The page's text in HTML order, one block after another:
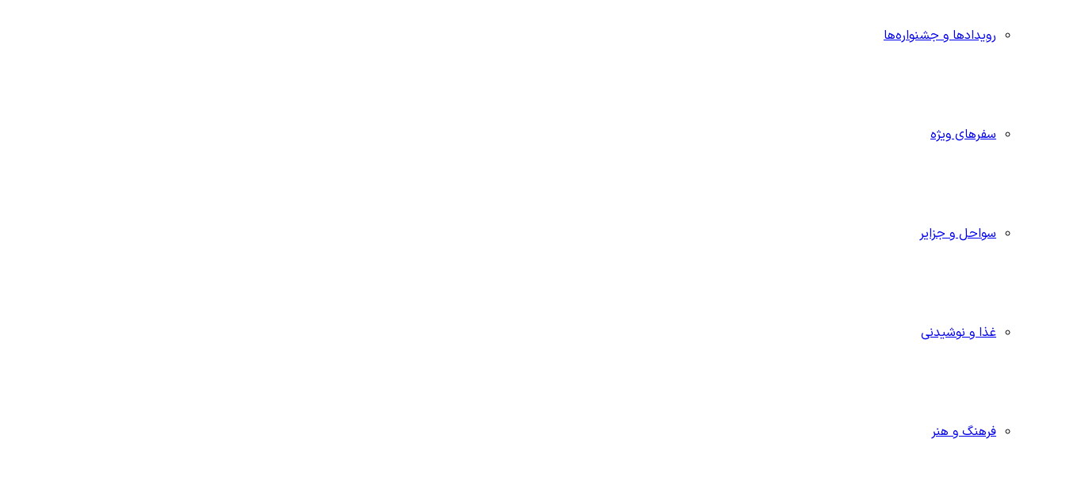
رویدادها و جشنواره‌ها
سفرهای ویژه
سواحل و جزایر
غذا و نوشیدنی
فرهنگ و هنر